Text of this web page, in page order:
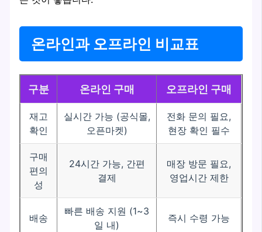
온라인과 오프라인 비교표
구분 온라인 구매 오프라인 구매
재고
확인
실시간 가능 (공식몰,
오픈마켓)
전화 문의 필요,
현장 확인 필수
구매
편의
성
24시간 가능, 간편
결제
매장 방문 필요,
영업시간 제한
배송
빠른 배송 지원 (1~3
일 내)
즉시 수령 가능